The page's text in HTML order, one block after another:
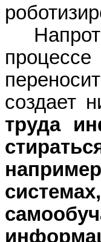
процессе
создает
труда